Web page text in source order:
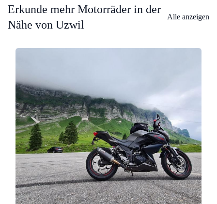
Erkunde mehr Motorräder in der
Nähe von Uzwil
Alle anzeigen